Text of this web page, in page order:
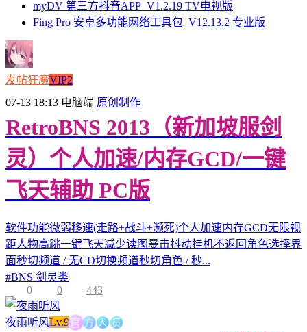
myDV 第三方抖音APP_V1.2.19 TV电视版
Fing Pro 安卓多功能网络工具包_V12.13.2 专业版
发帖狂魔VIP2
07-13 18:13 电脑端 原创制作
RetroBNS 2013（新加坡服剑
灵）个人加速/内存GCD/一键
飞天辅助 PC版
软件功能微弱移速(走路+战斗+濒死)个人加速内存GCD无限视
距人物高跳一键飞天减少读图暴击抖动挂机不返回角色选择界
面秒切频道 / 无CD切换频道秒切角色 / 秒...
#BNS 剑灵类
0
0 443
夜雨听风Lv.9官方人员